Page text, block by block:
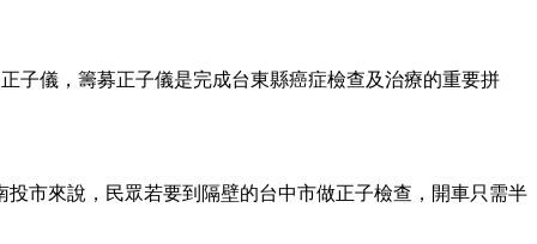
子儀，籌募正子儀是完成台東縣癌症檢查及治療的重要拼
市來說，民眾若要到隔壁的台中市做正子檢查，開車只需半